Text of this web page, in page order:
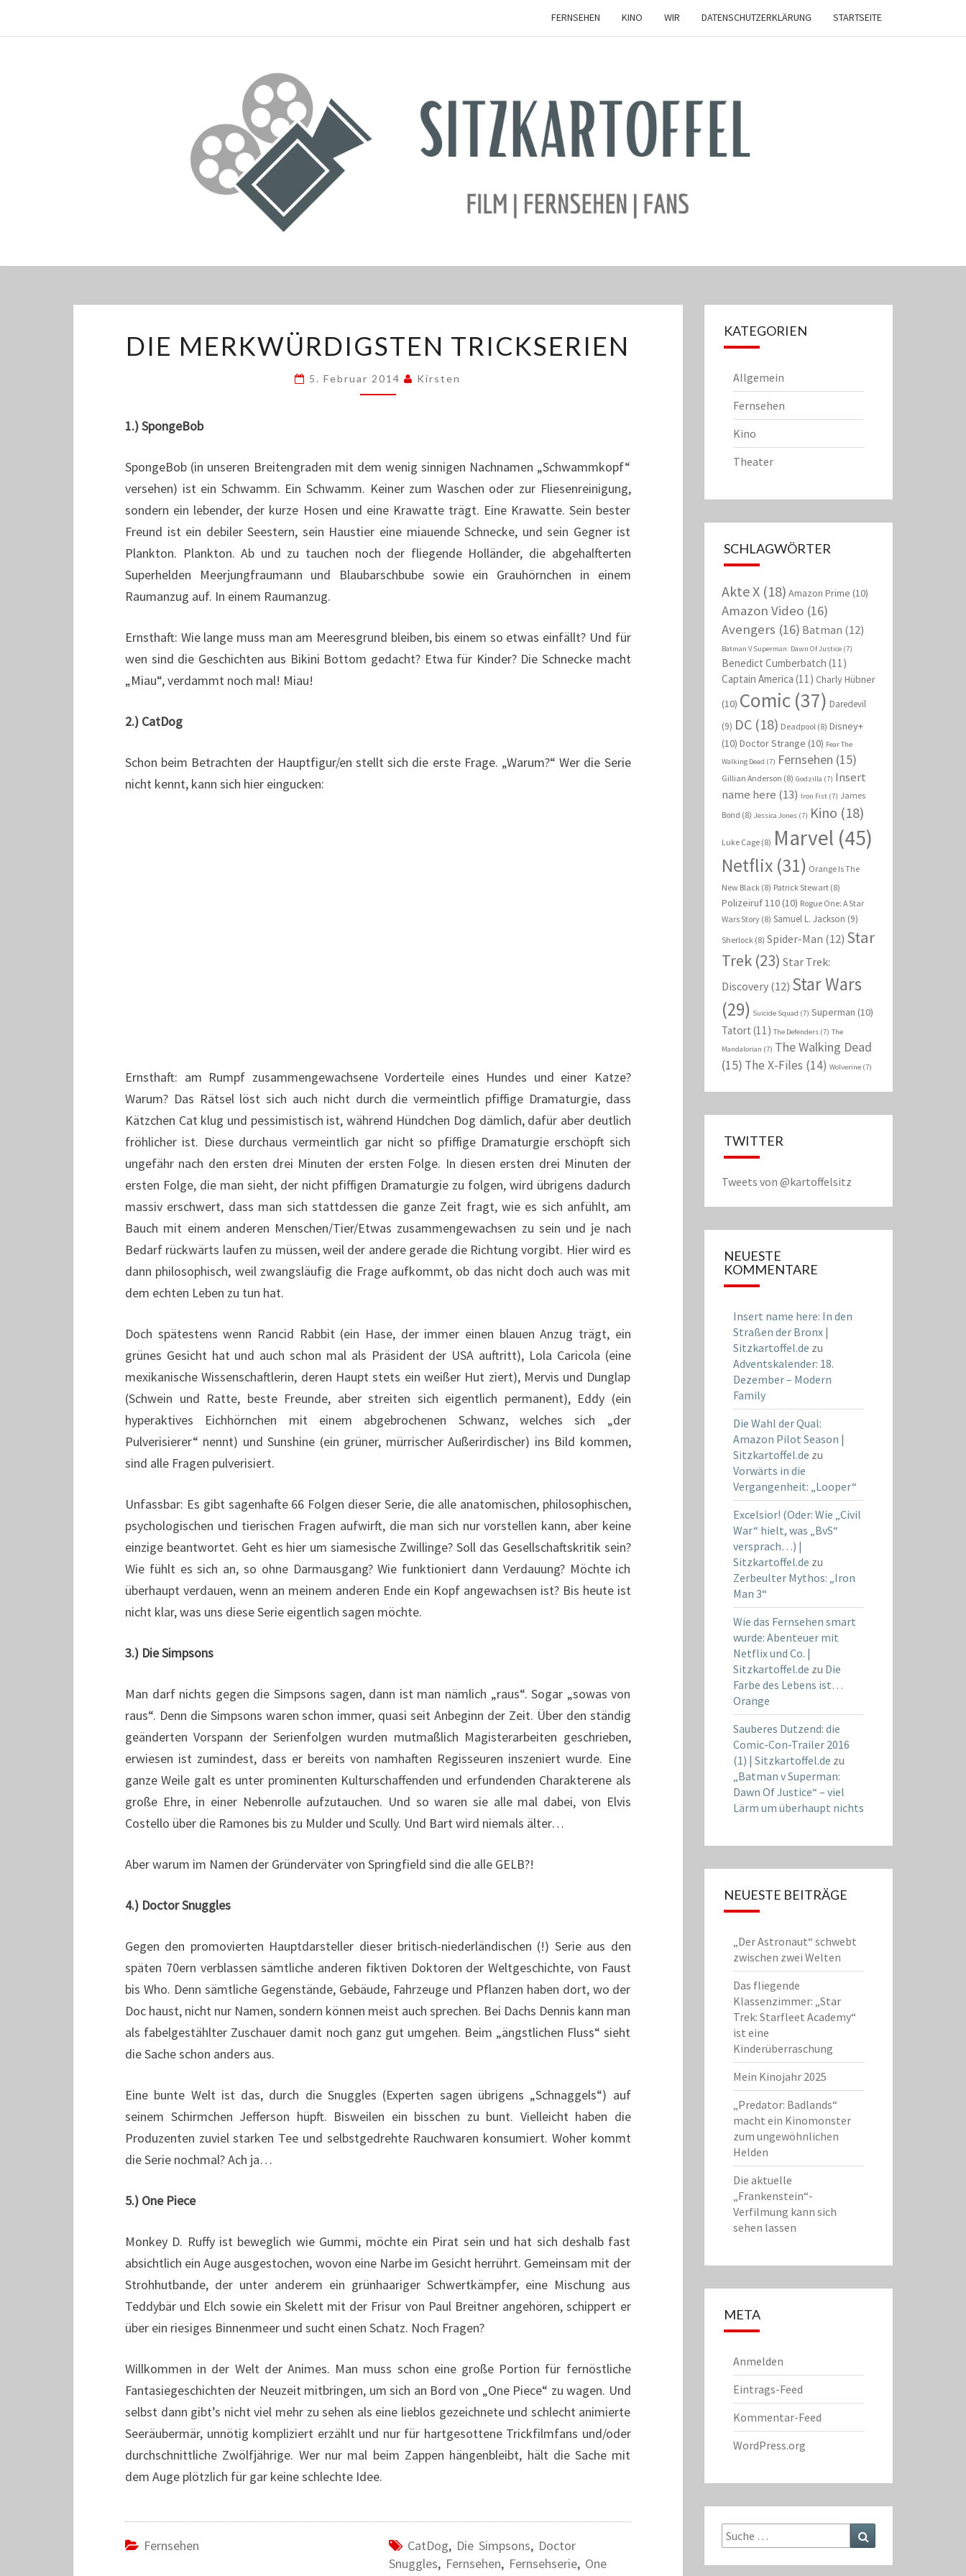
FERNSEHEN KINO WIR DATENSCHUTZERKLÄRUNG STARTSEITE
MERKWÜRDIGSTEN
DIE MERKWÜRDIGSTEN TRICKSERIEN
5. Februar 2014 Kirsten
1.) SpongeBob
SpongeBob (in unseren Breitengraden mit dem wenig sinnigen Nachnamen „Schwammkopf“
versehen) ist ein Schwamm. Ein Schwamm. Keiner zum Waschen oder zur Fliesenreinigung,
sondern ein lebender, der kurze Hosen und eine Krawatte trägt. Eine Krawatte. Sein bester
Freund ist ein debiler Seestern, sein Haustier eine miauende Schnecke, und sein Gegner ist
Plankton. Plankton. Ab und zu tauchen noch der fliegende Holländer, die abgehalfterten
Superhelden Meerjungfraumann und Blaubarschbube sowie ein Grauhörnchen in einem
Raumanzug auf. In einem Raumanzug.
Ernsthaft: Wie lange muss man am Meeresgrund bleiben, bis einem so etwas einfällt? Und für
wen sind die Geschichten aus Bikini Bottom gedacht? Etwa für Kinder? Die Schnecke macht
„Miau“, verdammt noch mal! Miau!
2.) CatDog
Schon beim Betrachten der Hauptfigur/en stellt sich die erste Frage. „Warum?“ Wer die Serie
nicht kennt, kann sich hier eingucken:
Ernsthaft: am Rumpf zusammengewachsene Vorderteile eines Hundes und einer Katze?
Warum? Das Rätsel löst sich auch nicht durch die vermeintlich pfiffige Dramaturgie, dass
Kätzchen Cat klug und pessimistisch ist, während Hündchen Dog dämlich, dafür aber deutlich
fröhlicher ist. Diese durchaus vermeintlich gar nicht so pfiffige Dramaturgie erschöpft sich
ungefähr nach den ersten drei Minuten der ersten Folge. In diesen ersten drei Minuten der
ersten Folge, die man sieht, der nicht pfiffigen Dramaturgie zu folgen, wird übrigens dadurch
massiv erschwert, dass man sich stattdessen die ganze Zeit fragt, wie es sich anfühlt, am
Bauch mit einem anderen Menschen/Tier/Etwas zusammengewachsen zu sein und je nach
Bedarf rückwärts laufen zu müssen, weil der andere gerade die Richtung vorgibt. Hier wird es
dann philosophisch, weil zwangsläufig die Frage aufkommt, ob das nicht doch auch was mit
dem echten Leben zu tun hat.
Doch spätestens wenn Rancid Rabbit (ein Hase, der immer einen blauen Anzug trägt, ein
grünes Gesicht hat und auch schon mal als Präsident der USA auftritt), Lola Caricola (eine
mexikanische Wissenschaftlerin, deren Haupt stets ein weißer Hut ziert), Mervis und Dunglap
(Schwein und Ratte, beste Freunde, aber streiten sich eigentlich permanent), Eddy (ein
hyperaktives Eichhörnchen mit einem abgebrochenen Schwanz, welches sich „der
Pulverisierer“ nennt) und Sunshine (ein grüner, mürrischer Außerirdischer) ins Bild kommen,
sind alle Fragen pulverisiert.
Unfassbar: Es gibt sagenhafte 66 Folgen dieser Serie, die alle anatomischen, philosophischen,
psychologischen und tierischen Fragen aufwirft, die man sich nur vorstellen kann, aber keine
einzige beantwortet. Geht es hier um siamesische Zwillinge? Soll das Gesellschaftskritik sein?
Wie fühlt es sich an, so ohne Darmausgang? Wie funktioniert dann Verdauung? Möchte ich
überhaupt verdauen, wenn an meinem anderen Ende ein Kopf angewachsen ist? Bis heute ist
nicht klar, was uns diese Serie eigentlich sagen möchte.
3.) Die Simpsons
Man darf nichts gegen die Simpsons sagen, dann ist man nämlich „raus“. Sogar „sowas von
raus“. Denn die Simpsons waren schon immer, quasi seit Anbeginn der Zeit. Über den ständig
geänderten Vorspann der Serienfolgen wurden mutmaßlich Magisterarbeiten geschrieben,
erwiesen ist zumindest, dass er bereits von namhaften Regisseuren inszeniert wurde. Eine
ganze Weile galt es unter prominenten Kulturschaffenden und erfundenden Charakterene als
große Ehre, in einer Nebenrolle aufzutauchen. Und so waren sie alle mal dabei, von Elvis
Costello über die Ramones bis zu Mulder und Scully. Und Bart wird niemals älter…
Aber warum im Namen der Gründerväter von Springfield sind die alle GELB?!
4.) Doctor Snuggles
Gegen den promovierten Hauptdarsteller dieser britisch-niederländischen (!) Serie aus den
späten 70ern verblassen sämtliche anderen fiktiven Doktoren der Weltgeschichte, von Faust
bis Who. Denn sämtliche Gegenstände, Gebäude, Fahrzeuge und Pflanzen haben dort, wo der
Doc haust, nicht nur Namen, sondern können meist auch sprechen. Bei Dachs Dennis kann man
als fabelgestählter Zuschauer damit noch ganz gut umgehen. Beim „ängstlichen Fluss“ sieht
die Sache schon anders aus.
Eine bunte Welt ist das, durch die Snuggles (Experten sagen übrigens „Schnaggels“) auf
seinem Schirmchen Jefferson hüpft. Bisweilen ein bisschen zu bunt. Vielleicht haben die
Produzenten zuviel starken Tee und selbstgedrehte Rauchwaren konsumiert. Woher kommt
die Serie nochmal? Ach ja…
5.) One Piece
Monkey D. Ruffy ist beweglich wie Gummi, möchte ein Pirat sein und hat sich deshalb fast
absichtlich ein Auge ausgestochen, wovon eine Narbe im Gesicht herrührt. Gemeinsam mit der
Strohhutbande, der unter anderem ein grünhaariger Schwertkämpfer, eine Mischung aus
Teddybär und Elch sowie ein Skelett mit der Frisur von Paul Breitner angehören, schippert er
über ein riesiges Binnenmeer und sucht einen Schatz. Noch Fragen?
Willkommen in der Welt der Animes. Man muss schon eine große Portion für fernöstliche
Fantasiegeschichten der Neuzeit mitbringen, um sich an Bord von „One Piece“ zu wagen. Und
selbst dann gibt’s nicht viel mehr zu sehen als eine lieblos gezeichnete und schlecht animierte
Seeräubermär, unnötig kompliziert erzählt und nur für hartgesottene Trickfilmfans und/oder
durchschnittliche Zwölfjährige. Wer nur mal beim Zappen hängenbleibt, hält die Sache mit
dem Auge plötzlich für gar keine schlechte Idee.
Fernsehen CatDog, Die Simpsons, Doctor
Snuggles, Fernsehen, Fernsehserie, One
KATEGORIEN
Allgemein
Fernsehen
Kino
Theater
SCHLAGWÖRTER
Akte X(18) Amazon Prime (10)
Amazon Video(16)
Avengers (16) Batman (12)
Batman V Superman: Dawn Of Justice(7)
Benedict Cumberbatch (11)
Captain America (11) Charly Hübner
(10) Comic(37) Daredevil
(9) DC(18) Deadpool(8) Disney+
(10) Doctor Strange (10) Fear The
Walking Dead (7) Fernsehen (15)
Gillian Anderson (8) Godzilla (7) Insert
name here (13) Iron Fist(7) James
Bond (8) Jessica Jones(7) Kino (18)
Luke Cage(8) Marvel (45)
Netflix(31) Orange Is The
New Black(8) Patrick Stewart(8)
Polizeiruf 110(10) Rogue One: A Star
Wars Story(8) Samuel L. Jackson (9)
Sherlock(8) Spider-Man (12) Star
Trek(23) Star Trek:
Discovery(12) Star Wars
(29) Suicide Squad (7) Superman (10)
Tatort (11) The Defenders(7) The
Mandalorian (7) The Walking Dead
(15) The X-Files (14) Wolverine(7)
TWITTER
Tweets von @kartoffelsitz
NEUESTE
KOMMENTARE
Insert name here: In den
Straßen der Bronx |
Sitzkartoffel.de zu
Adventskalender: 18.
Dezember – Modern
Family
Die Wahl der Qual:
Amazon Pilot Season |
Sitzkartoffel.de zu
Vorwärts in die
Vergangenheit: „Looper“
Excelsior! (Oder: Wie „Civil
War“ hielt, was „BvS“
versprach…) |
Sitzkartoffel.de zu
Zerbeulter Mythos: „Iron
Man 3“
Wie das Fernsehen smart
wurde: Abenteuer mit
Netflix und Co. |
Sitzkartoffel.de zu Die
Farbe des Lebens ist…
Orange
Sauberes Dutzend: die
Comic-Con-Trailer 2016
(1) | Sitzkartoffel.de zu
„Batman v Superman:
Dawn Of Justice“ – viel
Lärm um überhaupt nichts
NEUESTE BEITRÄGE
„Der Astronaut“ schwebt
zwischen zwei Welten
Das fliegende
Klassenzimmer: „Star
Trek: Starfleet Academy“
ist eine
Kinderüberraschung
Mein Kinojahr 2025
„Predator: Badlands“
macht ein Kinomonster
zum ungewöhnlichen
Helden
Die aktuelle
„Frankenstein“-
Verfilmung kann sich
sehen lassen
META
Anmelden
Eintrags-Feed
Kommentar-Feed
WordPress.org
Suche
nach: